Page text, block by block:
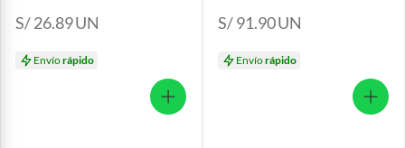
S/ 26.89UN
Envíorápido
S/ 91.90UN
Envíorápido